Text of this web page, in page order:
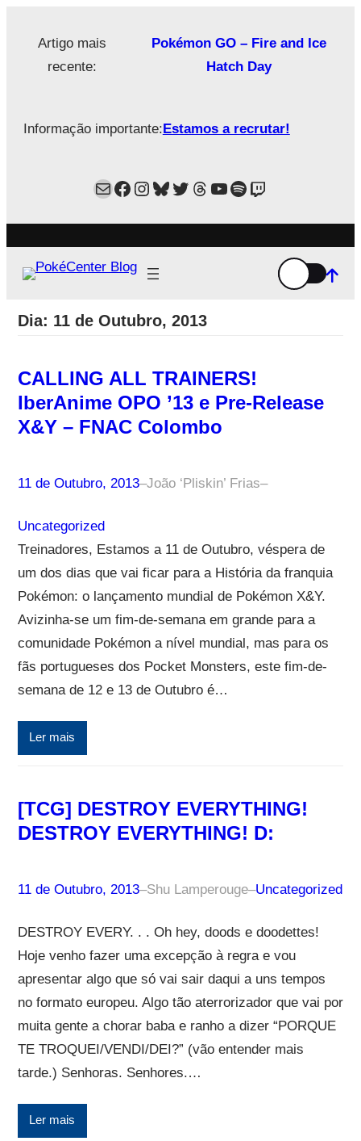
Artigo mais
recente:
Pokémon GO – Fire and Ice
Hatch Day
Informação importante:Estamos a recrutar!
MailFacebook
Instagram
Bluesky
Twitter
Estamos no Threads!
YouTube
Spotify
Twitch
Dia: 11 de Outubro, 2013
CALLING ALL TRAINERS!
IberAnime OPO ’13 e Pre-Release
X&Y – FNAC Colombo
11 de Outubro, 2013–João ‘Pliskin’ Frias–
Uncategorized
Treinadores, Estamos a 11 de Outubro, véspera de
um dos dias que vai ficar para a História da franquia
Pokémon: o lançamento mundial de Pokémon X&Y.
Avizinha-se um fim-de-semana em grande para a
comunidade Pokémon a nível mundial, mas para os
fãs portugueses dos Pocket Monsters, este fim-de-
semana de 12 e 13 de Outubro é…
Ler mais
[TCG] DESTROY EVERYTHING!
DESTROY EVERYTHING! D:
11 de Outubro, 2013–Shu Lamperouge–Uncategorized
DESTROY EVERY. . . Oh hey, doods e doodettes!
Hoje venho fazer uma excepção à regra e vou
apresentar algo que só vai sair daqui a uns tempos
no formato europeu. Algo tão aterrorizador que vai por
muita gente a chorar baba e ranho a dizer “PORQUE
TE TROQUEI/VENDI/DEI?” (vão entender mais
tarde.) Senhoras. Senhores.…
Ler mais